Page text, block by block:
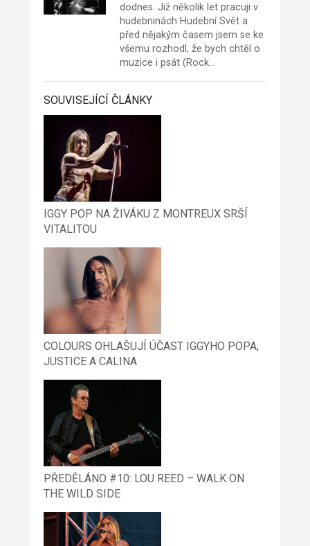
dodnes. Již několik let pracuji v
hudebninách Hudební Svět a
před nějakým časem jsem se ke
všemu rozhodl, že bych chtěl o
muzice i psát (Rock…
SOUVISEJÍCÍ ČLÁNKY
IGGY POP NA ŽIVÁKU Z MONTREUX SRŠÍ
VITALITOU
COLOURS OHLAŠUJÍ ÚČAST IGGYHO POPA,
JUSTICE A CALINA
PŘEDĚLÁNO #10: LOU REED – WALK ON
THE WILD SIDE